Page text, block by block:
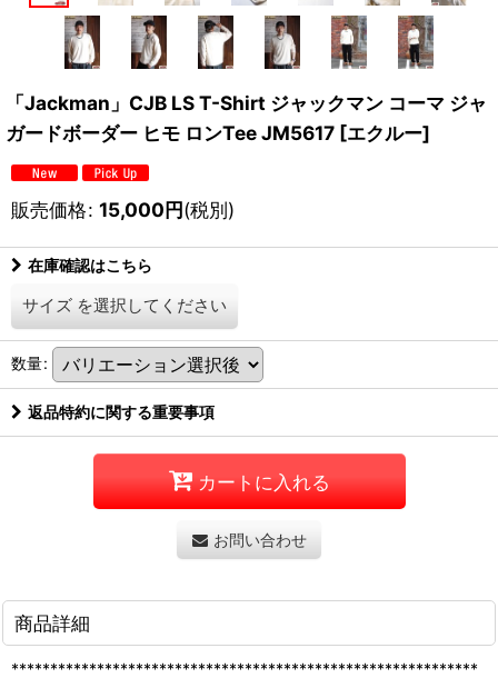
「Jackman」CJB LS T-Shirt ジャックマン コーマ ジャ
ガードボーダー ヒモ ロンTee JM5617 [エクルー]
販売価格: 15,000円(税別)
在庫確認はこちら
サイズ を選択してください
数量:
返品特約に関する重要事項
カートに入れる
お問い合わせ
商品詳細
************************************************************